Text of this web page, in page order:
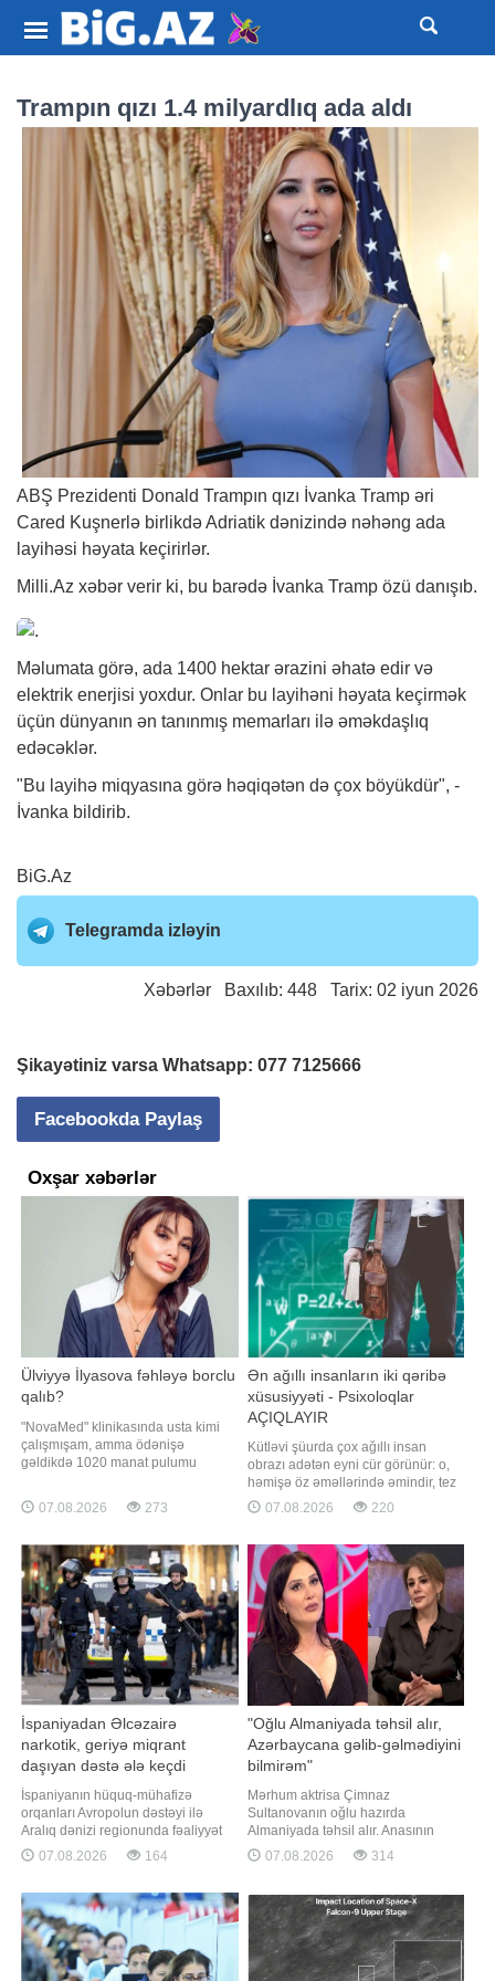
Trampın qızı 1.4 milyardlıq ada aldı
ABŞ Prezidenti Donald Trampın qızı İvanka Tramp əri
Cared Kuşnerlə birlikdə Adriatik dənizində nəhəng ada
layihəsi həyata keçirirlər.
Milli.Az xəbər verir ki, bu barədə İvanka Tramp özü danışıb.
Məlumata görə, ada 1400 hektar ərazini əhatə edir və
elektrik enerjisi yoxdur. Onlar bu layihəni həyata keçirmək
üçün dünyanın ən tanınmış memarları ilə əməkdaşlıq
edəcəklər.
"Bu layihə miqyasına görə həqiqətən də çox böyükdür", -
İvanka bildirib.
BiG.Az
Telegramda izləyin
Xəbərlər Baxılıb: 448 Tarix: 02 iyun 2026
Şikayətiniz varsa Whatsapp: 077 7125666
Facebookda Paylaş
Oxşar xəbərlər
Ülviyyə İlyasova fəhləyə borclu
qalıb?
"NovaMed" klinikasında usta kimi
çalışmışam, amma ödənişə
gəldikdə 1020 manat pulumu
adının çəkilməsini istəməyən
vətəndaş müraciət edib. Tibb
deyən şikayətçinin sözlərinə görə,
kosmetoloq Ülviyyə İlyasova
barəsind
07.08.2026 273
Ən ağıllı insanların iki qəribə
xüsusiyyəti - Psixoloqlar
AÇIQLAYIR
Kütləvi şüurda çox ağıllı insan
obrazı adətən eyni cür görünür: o,
həmişə öz əməllərində əmindir, tez
düzgün qərarlar qəbul edir,
təmkinini qoruyur və heç vaxt şübhə
xəbər verir ki, psixoloqlar reallıqda
yüksək intellektin çox vaxt tamamilə
başqa cür təzahür etdiyini iddi
07.08.2026 220
İspaniyadan Əlcəzairə
narkotik, geriyə miqrant
daşıyan dəstə ələ keçdi
İspaniyanın hüquq-mühafizə
orqanları Avropolun dəstəyi ilə
Aralıq dənizi regionunda fəaliyyət
göstərən ən iri cinayətkar
qruplaşmalardan birini
xəbər verir ki, bu barədə
İspaniyanın Mülki Qvardiyası
bəyanat yayıb. Məlumata əsasən,
canilər yüksəksürətli katerlərdən
istifad
07.08.2026 164
"Oğlu Almaniyada təhsil alır,
Azərbaycana gəlib-gəlmədiyini
bilmirəm"
Mərhum aktrisa Çimnaz
Sultanovanın oğlu hazırda
Almaniyada təhsil alır. Anasının
vəfatından sonra onun Azərbaycana
gəlib-gəlməməsi barədə məlumatım
Əliyeva Qaynarinfo-ya
açıqlamasında deyib. Aktrisa
mərhumun yaxınları ilə əlaqə
saxlamadığını bildirib:. "Ona görə d
07.08.2026 314